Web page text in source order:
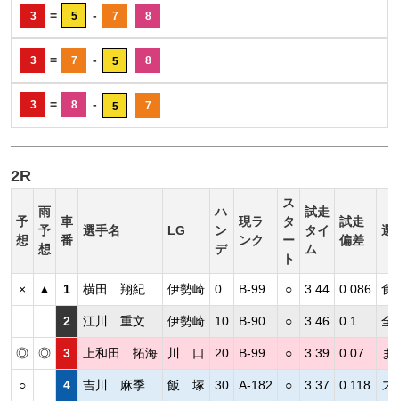
3 = 5 - 7 8
3 = 7 - 5 8
3 = 8 - 5 7
2R
予
想
雨
予
想
車
番
選手名 LG
ハ
ン
デ
現ラ
ンク
ス
タ
ー
ト
試走
タイ
ム
試走
偏差
選
× ▲ 1 横田 翔紀 伊勢崎 0 B-99 ○ 3.44 0.086 食
2 江川 重文 伊勢崎 10 B-90 ○ 3.46 0.1 全
◎ ◎ 3 上和田 拓海 川 口 20 B-99 ○ 3.39 0.07 ま
○ 4 吉川 麻季 飯 塚 30 A-182 ○ 3.37 0.118 ス